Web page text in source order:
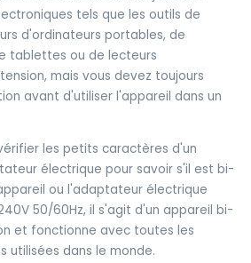
tels que les outils de
d'ordinateurs portables, de
tablettes ou de lecteurs
mais vous devez toujours
avant d'utiliser l'appareil dans un
les petits caractères d'un
électrique pour savoir s'il est bi-
ou l'adaptateur électrique
50/60Hz, il s'agit d'un appareil bi-
et fonctionne avec toutes les
utilisées dans le monde.